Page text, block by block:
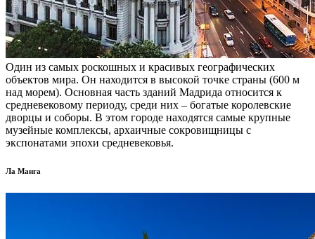
Один из самых роскошных и красивых географических
объектов мира. Он находится в высокой точке страны (600 м
над морем). Основная часть зданий Мадрида относится к
средневековому периоду, среди них – богатые королевские
дворцы и соборы. В этом городе находятся самые крупные
музейные комплексы, архаичные сокровищницы с
экспонатами эпохи средневековья.
Ла Манга